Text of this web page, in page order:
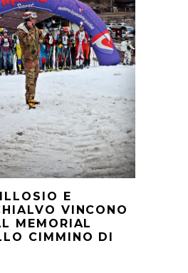
E
VINCONO
MEMORIAL
CIMMINO DI